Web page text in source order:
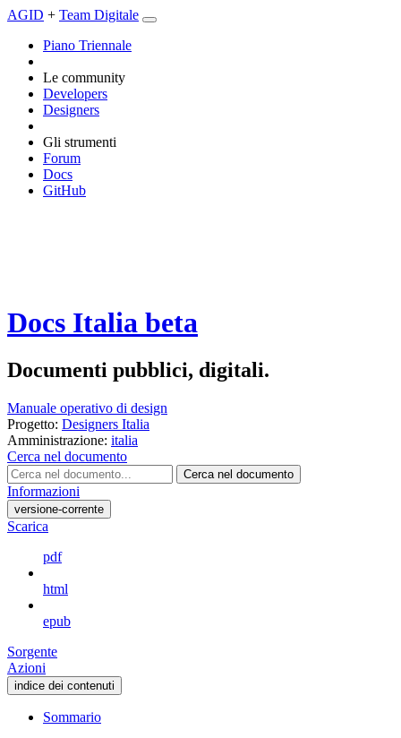
AGID + Team Digitale
Piano Triennale
Le community
Developers
Designers
Gli strumenti
Forum
Docs
GitHub
Docs Italia beta
Documenti pubblici, digitali.
Manuale operativo di design
Progetto: Designers Italia
Amministrazione: italia
Cerca nel documento
Cerca nel documento
Informazioni
versione-corrente
Scarica
pdf
html
epub
Sorgente
Azioni
indice dei contenuti
Sommario